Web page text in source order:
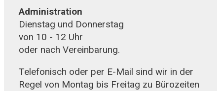
Administration
Dienstag und Donnerstag
von 10 - 12 Uhr
oder nach Vereinbarung.
Telefonisch oder per E-Mail sind wir in der
Regel von Montag bis Freitag zu Bürozeiten